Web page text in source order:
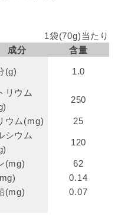
1袋(70g)当たり
成分
含量
(g) 1.0
リウム
250
ウム(mg)
25
シウム
120
(mg)
62
0.14
(mg)
0.07